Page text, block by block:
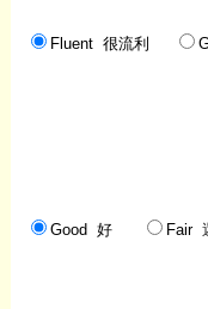
Fluent 很流利
Good 好 Fair